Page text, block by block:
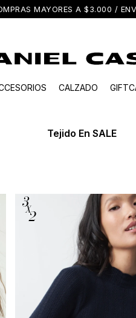
MAYORES A $3.000 /
CALZADO
Tejido En SALE